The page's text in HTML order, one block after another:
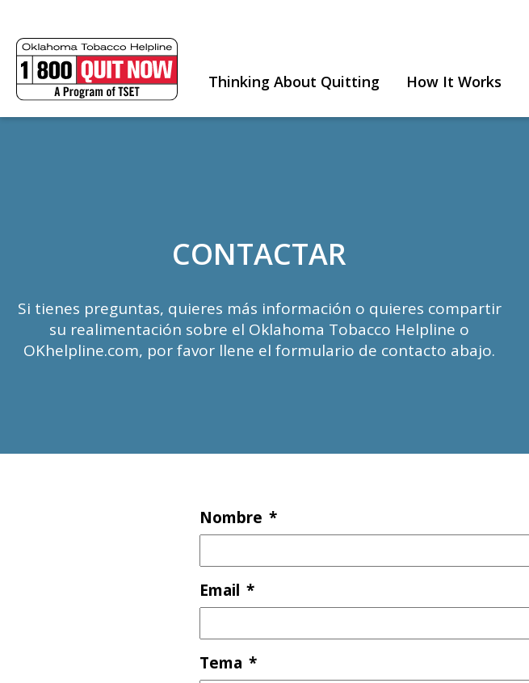
Thinking About Quitting How It Works
CONTACTAR
Si tienes preguntas, quieres más información o quieres compartir
su realimentación sobre el Oklahoma Tobacco Helpline o
OKhelpline.com, por favor llene el formulario de contacto abajo.
Nombre *
Email *
Tema *